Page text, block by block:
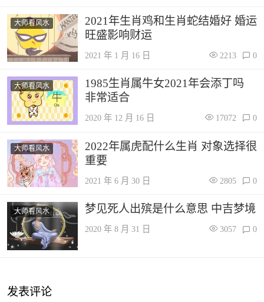
大师看风水
2021年生肖鸡和生肖蛇结婚好 婚运
旺盛影响财运
2021 年 1 月 16 日 2213 0
大师看风水
1985生肖属牛女2021年会添丁吗
非常适合
2020 年 12 月 16 日 17072 0
大师看风水
2022年属虎配什么生肖 对象选择很
重要
2021 年 6 月 30 日 2805 0
大师看风水 梦见死人出殡是什么意思 中吉梦境
2020 年 8 月 31 日 3057 0
发表评论